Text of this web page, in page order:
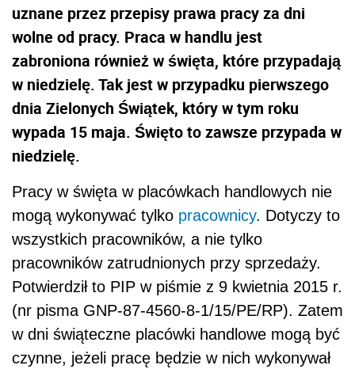
uznane przez przepisy prawa pracy za dni
wolne od pracy. Praca w handlu jest
zabroniona również w święta, które przypadają
w niedzielę. Tak jest w przypadku pierwszego
dnia Zielonych Świątek, który w tym roku
wypada 15 maja. Święto to zawsze przypada w
niedzielę.
Pracy w święta w placówkach handlowych nie
mogą wykonywać tylko pracownicy. Dotyczy to
wszystkich pracowników, a nie tylko
pracowników zatrudnionych przy sprzedaży.
Potwierdził to PIP w piśmie z 9 kwietnia 2015 r.
(nr pisma GNP-87-4560-8-1/15/PE/RP). Zatem
w dni świąteczne placówki handlowe mogą być
czynne, jeżeli pracę będzie w nich wykonywał